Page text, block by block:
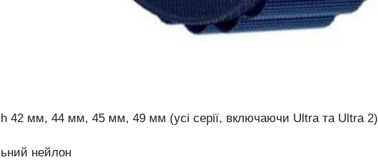
42 мм, 44 мм, 45 мм, 49 мм (усі серії, включаючи Ultra та Ultra 2)
нейлон